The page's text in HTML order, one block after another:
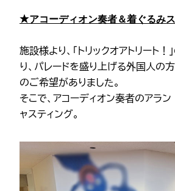
★アコーディオン奏者＆着ぐるみ
施設様より、「トリックオアトリート！
り、パレードを盛り上げる外国人の
のご希望がありました。
そこで、アコーディオン奏者のアラ
ャスティング。